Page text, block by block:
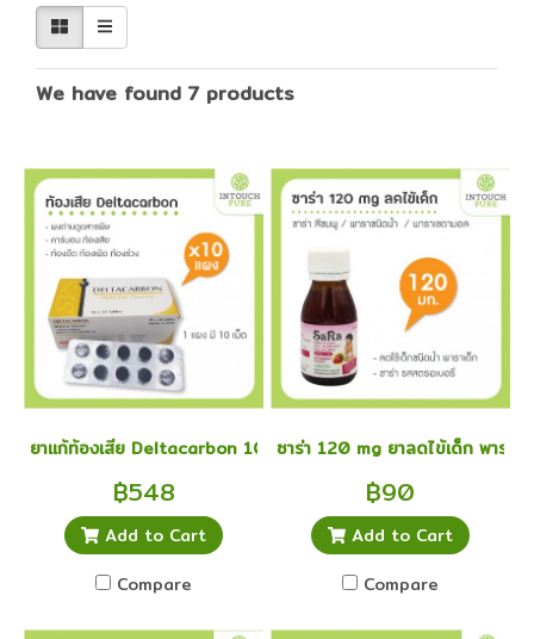
We have found 7 products
ยาแก้ท้องเสีย Deltacarbon 10 แผง คาร์บอน แก้ท้องเสีย ท้องอืด ท้
฿548
Add to Cart
Compare
ซาร่า 120 mg ยาลดไข้เด็ก พาราเ
฿90
Add to Cart
Compare